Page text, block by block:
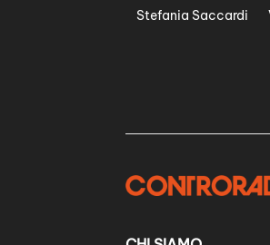
Stefania Saccardi